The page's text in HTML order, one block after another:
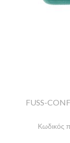
FUSS-
Κωδικός